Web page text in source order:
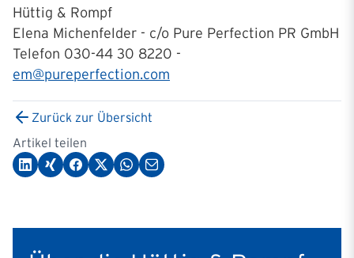
Hüttig & Rompf
Elena Michenfelder - c/o Pure Perfection PR GmbH
Telefon 030-44 30 8220 -
em@pureperfection.com
Zurück zur Übersicht
Artikel teilen